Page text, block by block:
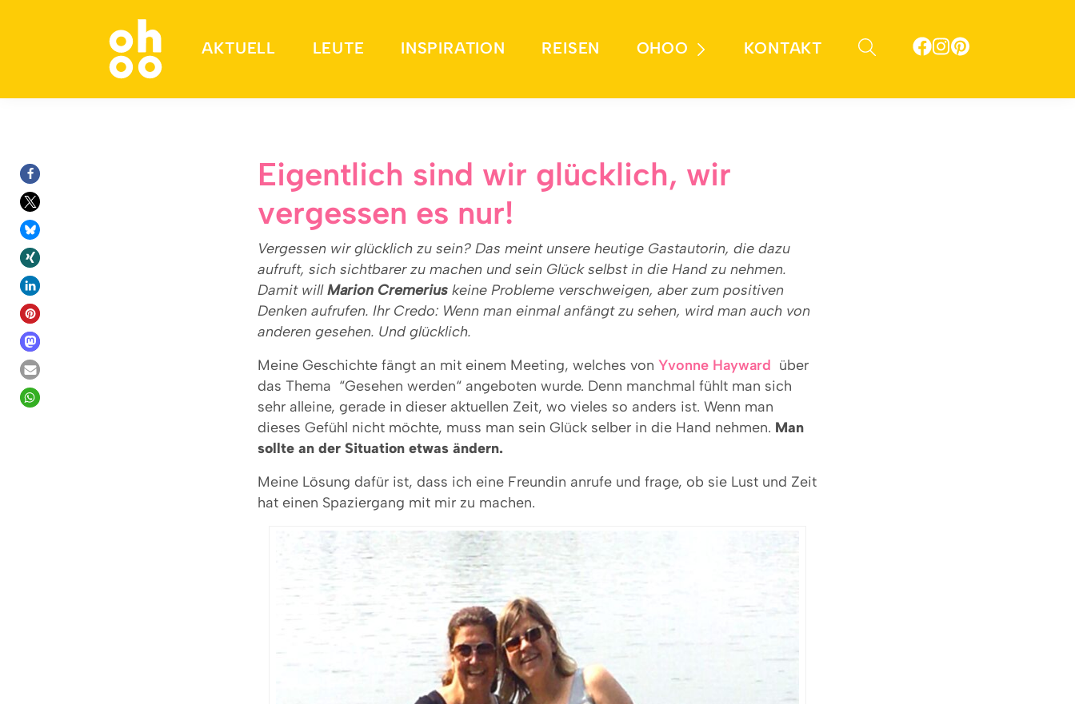
AKTUELL LEUTE INSPIRATION REISEN OHOO KONTAKT
Eigentlich sind wir glücklich, wir
vergessen es nur!
Vergessen wir glücklich zu sein? Das meint unsere heutige Gastautorin, die dazu
aufruft, sich sichtbarer zu machen und sein Glück selbst in die Hand zu nehmen.
Damit willMarion Cremerius keine Probleme verschweigen, aber zum positiven
Denken aufrufen. Ihr Credo: Wenn man einmal anfängt zu sehen, wird man auch von
anderen gesehen. Und glücklich.
Meine Geschichte fängt an mit einem Meeting, welches von Yvonne Hayward über
das Thema “Gesehen werden“ angeboten wurde. Denn manchmal fühlt man sich
sehr alleine, gerade in dieser aktuellen Zeit, wo vieles so anders ist. Wenn man
dieses Gefühl nicht möchte, muss man sein Glück selber in die Hand nehmen. Man
sollte an der Situation etwas ändern.
Meine Lösung dafür ist, dass ich eine Freundin anrufe und frage, ob sie Lust und Zeit
hat einen Spaziergang mit mir zu machen.